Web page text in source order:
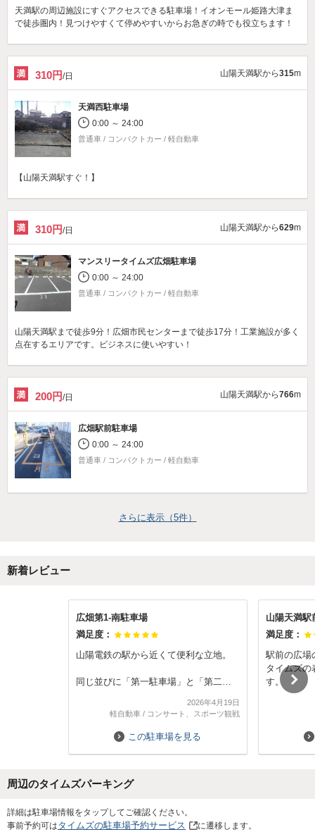
天満駅の周辺施設にすぐアクセスできる駐車場！イオンモール姫路大津ま
で徒歩圏内！見つけやすくて停めやすいからお急ぎの時でも役立ちます！
310円/日 山陽天満駅から315m
天満西駐車場
0:00 ～ 24:00
普通車 / コンパクトカー / 軽自動車
【山陽天満駅すぐ！】
310円/日 山陽天満駅から629m
マンスリータイムズ広畑駐車場
0:00 ～ 24:00
普通車 / コンパクトカー / 軽自動車
山陽天満駅まで徒歩9分！広畑市民センターまで徒歩17分！工業施設が多く
点在するエリアです。ビジネスに使いやすい！
200円/日 山陽天満駅から766m
広畑駅前駐車場
0:00 ～ 24:00
普通車 / コンパクトカー / 軽自動車
さらに表示（5件）
新着レビュー
広畑第1-南駐車場
満足度：
山陽電鉄の駅から近くて便利な立地。
同じ並びに「第一駐車場」と「第二駐
意が必要。予約時に「第一駐車場の◯
前にしっかり確認しておくと安心。
月極で会社名や個人名の表示があるた
てしまった。
2026年4月19日
軽自動車/ コンサート、スポーツ観戦
この駐車場を見る
山陽天満駅
満足度：
駅前の広場
タイムズの
す。
周辺のタイムズパーキング
詳細は駐車場情報をタップしてご確認ください。
事前予約可はタイムズの駐車場予約サービス に遷移します。